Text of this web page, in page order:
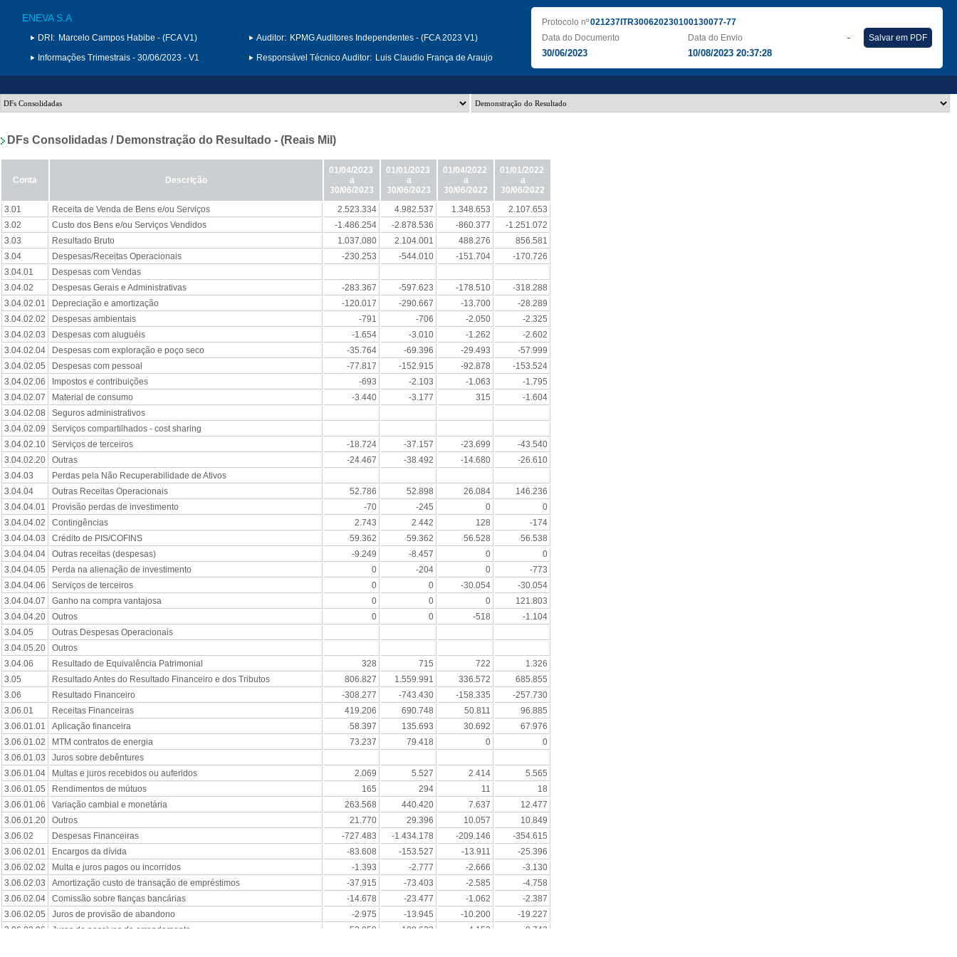
ENEVA S.A
DRI: Marcelo Campos Habibe - (FCA V1)
Informações Trimestrais - 30/06/2023 - V1
Auditor: KPMG Auditores Independentes - (FCA 2023 V1)
Responsável Técnico Auditor: Luis Claudio França de Araujo
Protocolo nº021237ITR300620230100130077-77
Data do Documento
30/06/2023
Data do Envio
10/08/2023 20:37:28
- Salvar em PDF